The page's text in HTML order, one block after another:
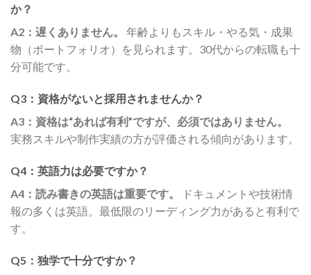
か？
A2：遅くありません。
年齢よりもスキル・やる気・成果
物（ポートフォリオ）を見られます。30代からの転職も十
分可能です。
Q3：資格がないと採用されませんか？
A3：資格は“あれば有利”ですが、必須ではありません。
実務スキルや制作実績の方が評価される傾向があります。
Q4：英語力は必要ですか？
A4：読み書きの英語は重要です。
ドキュメントや技術情
報の多くは英語。最低限のリーディング力があると有利で
す。
Q5：独学で十分ですか？